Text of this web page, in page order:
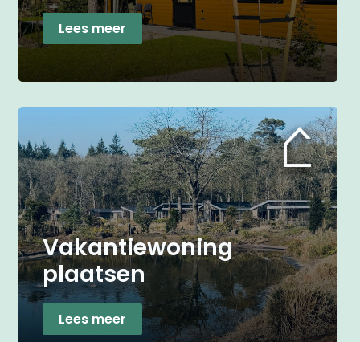
Lees meer
Vakantiewoning
plaatsen
Lees meer